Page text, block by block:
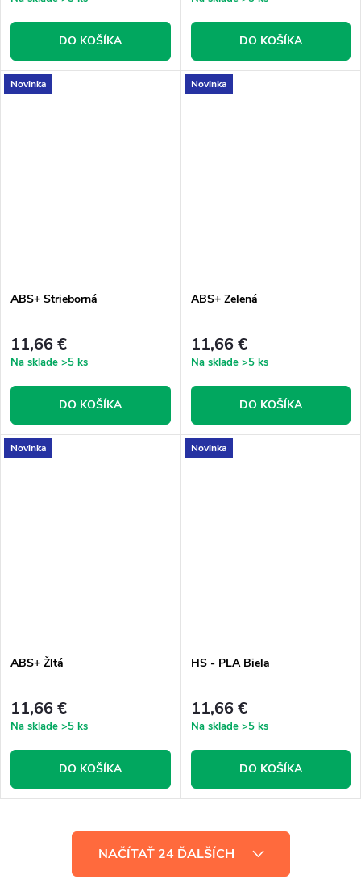
DO KOŠÍKA DO KOŠÍKA
Novinka
ABS+ Strieborná
11,66 €
Na sklade >5 ks
DO KOŠÍKA
Novinka
ABS+ Zelená
11,66 €
Na sklade >5 ks
DO KOŠÍKA
Novinka
ABS+ Žltá
11,66 €
Na sklade >5 ks
DO KOŠÍKA
Novinka
HS - PLA Biela
11,66 €
Na sklade >5 ks
DO KOŠÍKA
NAČÍTAŤ 24 ĎALŠÍCH